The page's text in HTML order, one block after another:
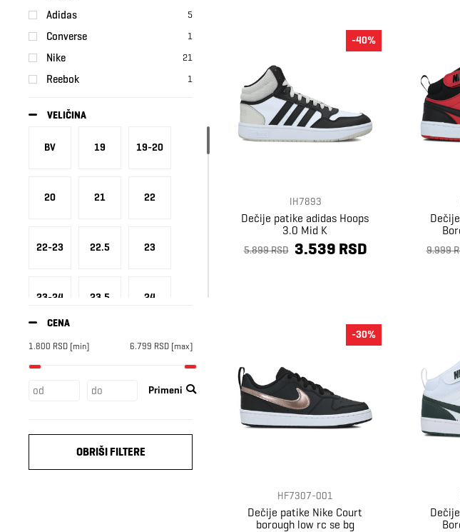
Adidas 5
Converse 1
Nike 21
Reebok 1
VELIČINA
BV 19 19-20
20 21 22
22-23 22.5 23
23-24 23.5 24
24-25 25-26
25.5 26 26.5
27-28 27.5
CENA
1.800 RSD [min] 6.799 RSD [max]
Primeni
OBRIŠI FILTERE
IH7893
Dečije patike adidas Hoops
3.0 Mid K
5.899 RSD 3.539 RSD
-40%
9.999
HF7307-001
Dečije patike Nike Court
borough low rc se bg
-30%